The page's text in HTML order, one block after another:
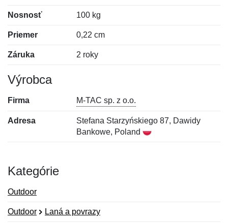
Nosnosť 100 kg
Priemer 0,22 cm
Záruka 2 roky
Výrobca
Firma M-TAC sp. z o.o.
Adresa
Stefana Starzyńskiego 87, Dawidy
Bankowe, Poland
Kategórie
Outdoor
Outdoor Laná a povrazy